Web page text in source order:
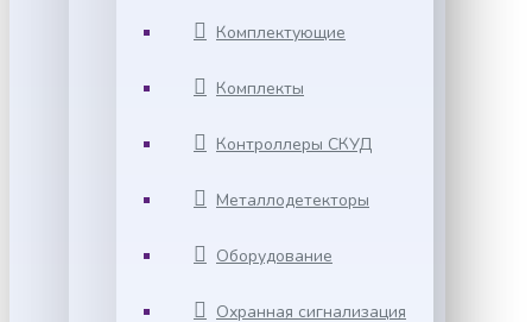
Комплектующие
Комплекты
Контроллеры СКУД
Металлодетекторы
Оборудование
Охранная сигнализация